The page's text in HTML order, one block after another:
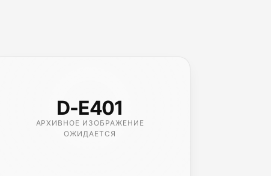
D-E401
АРХИВНОЕ ИЗОБРАЖЕНИЕ
ОЖИДАЕТСЯ